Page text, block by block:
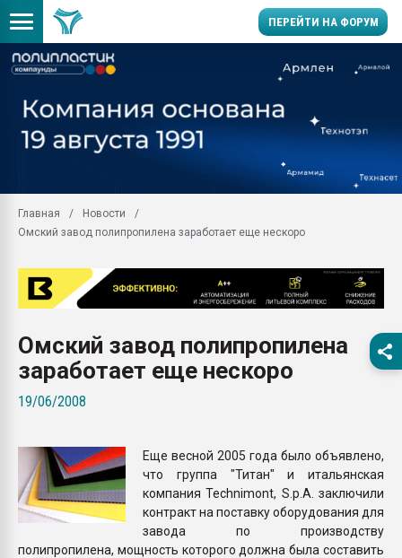
ПЕРЕЙТИ НА ФОРУМ
Вакуум-формовочные
28.07.2026
Всё, что касается
бутылок
Материал поверхности
вакуумного
ПЕРЕЙТИ НА
Главная
Новости
Омский завод полипропилена заработает еще нескоро
Омский завод полипропилена
заработает еще нескоро
19/06/2008
Еще весной 2005 года было объявлено,
что группа "Титан" и итальянская
компания Technimont, S.p.A. заключили
контракт на поставку оборудования для
завода по производству
полипропилена, мощность которого должна была составить